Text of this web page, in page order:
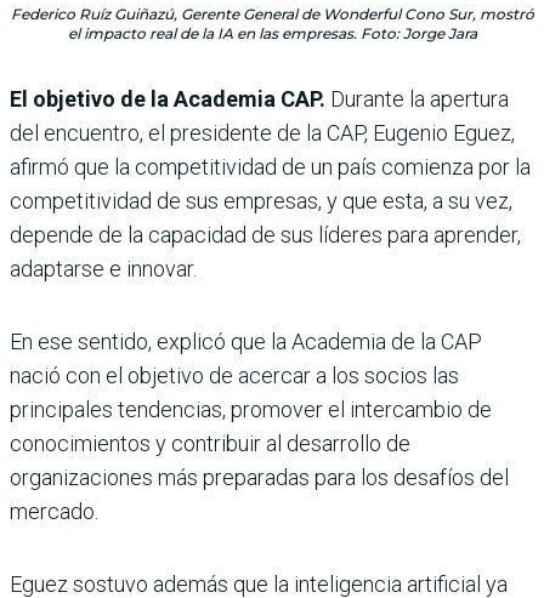
Federico Ruíz Guiñazú, Gerente General de Wonderful Cono Sur, mostró
el impacto real de la IA en las empresas. Foto: Jorge Jara
El objetivo de la Academia CAP. Durante la apertura
del encuentro, el presidente de la CAP, Eugenio Eguez,
afirmó que la competitividad de un país comienza por la
competitividad de sus empresas, y que esta, a su vez,
depende de la capacidad de sus líderes para aprender,
adaptarse e innovar.
En ese sentido, explicó que la Academia de la CAP
nació con el objetivo de acercar a los socios las
principales tendencias, promover el intercambio de
conocimientos y contribuir al desarrollo de
organizaciones más preparadas para los desafíos del
mercado.
Eguez sostuvo además que la inteligencia artificial ya